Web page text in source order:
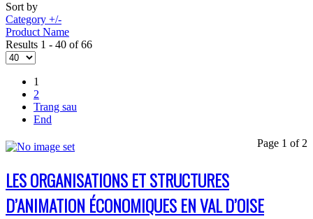
Sort by
Category +/-
Product Name
Results 1 - 40 of 66
1
2
Trang sau
End
Page 1 of 2
LES ORGANISATIONS ET STRUCTURES
D’ANIMATION ÉCONOMIQUES EN VAL D’OISE